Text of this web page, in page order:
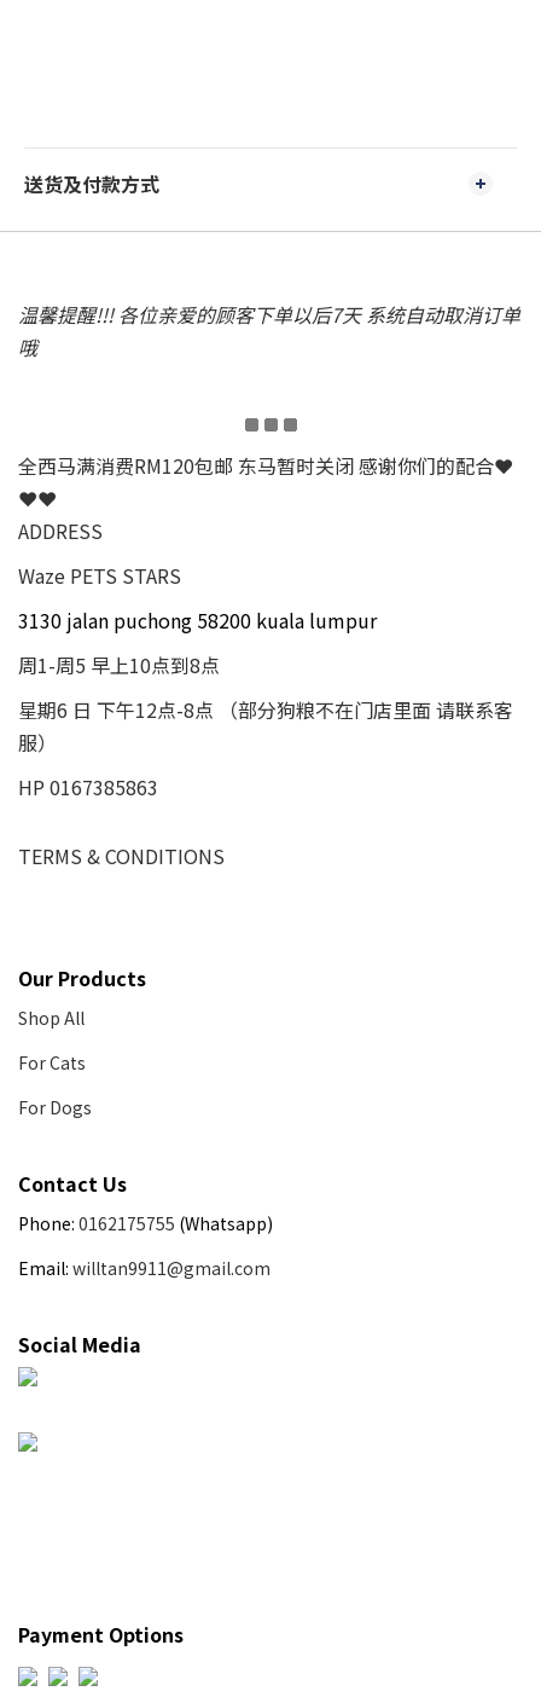
送货及付款方式
温馨提醒!!! 各位亲爱的顾客下单以后7天 系统自动取消订单
哦
全西马满消费RM120包邮 东马暂时关闭 感谢你们的配合❤
❤❤
ADDRESS
Waze PETS STARS
3130 jalan puchong 58200 kuala lumpur
周1-周5 早上10点到8点
星期6 日 下午12点-8点 （部分狗粮不在门店里面 请联系客
服）
HP 0167385863
TERMS & CONDITIONS
Our Products
Shop All
For Cats
For Dogs
Contact Us
Phone: 0162175755 (Whatsapp)
Email: willtan9911@gmail.com
Social Media
Payment Options